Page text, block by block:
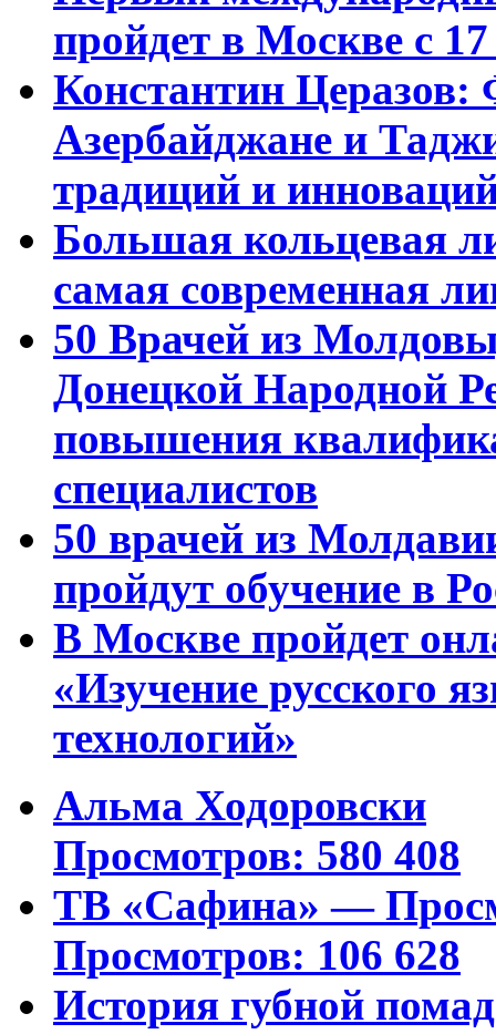
пройдет в Москве с
Константин Церазов:
Азербайджане и
традиций и
Большая кольцевая
самая современная
50 Врачей из
Донецкой Народной
повышения
специалистов
50 врачей из
пройдут обучение в
В Москве пройдет
«Изучение русского
технологий»
Альма Ходоровски
Просмотров: 580 408
ТВ «Сафина» —
Просмотров: 106 628
История губной